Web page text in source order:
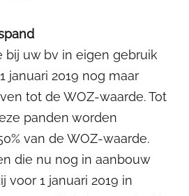
bij uw bv in eigen gebruik
januari 2019 nog maar
tot de WOZ-waarde. Tot
panden worden
van de WOZ-waarde.
die nu nog in aanbouw
voor 1 januari 2019 in